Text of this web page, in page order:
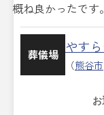
概ね良かったです。
葬儀場 やす
（熊谷市